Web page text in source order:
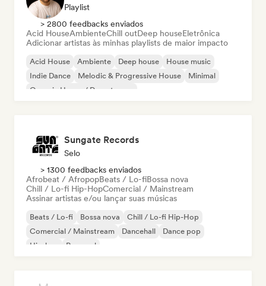
Playlist
> 2800 feedbacks enviados
Acid HouseAmbienteChill outDeep houseEletrônica
Adicionar artistas às minhas playlists de maior impacto
Acid House Ambiente Deep house
House music
Indie Dance
Melodic & Progressive House
Minimal
Organic House / Downtempo
Sungate Records
Selo
> 1300 feedbacks enviados
Afrobeat / AfropopBeats / Lo-fiBossa nova
Chill / Lo-fi Hip-HopComercial / Mainstream
Assinar artistas e/ou lançar suas músicas
Beats / Lo-fi Bossa nova
Chill / Lo-fi Hip-Hop
Comercial / Mainstream
Dancehall
Dance pop
Hip-hop
Pop soul